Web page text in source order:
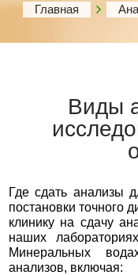
Главная
Виды
Где сдать анализы
постановки точного
клинику на сдачу
наших
Минеральных
анализов, включая: